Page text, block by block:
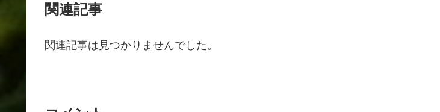
関連記事
関連記事は見つかりませんでした。